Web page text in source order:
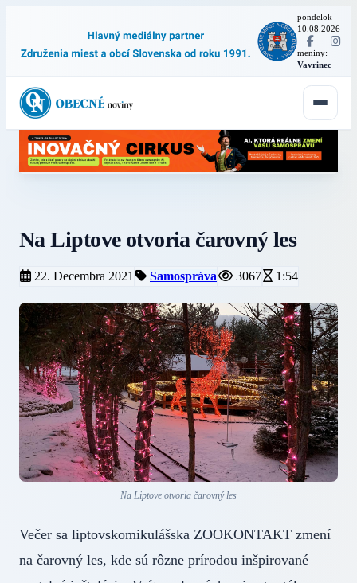
pondelok
10.08.2026
·
meniny:
Vavrinec
Na Liptove otvoria čarovný les
22. Decembra 2021 Samospráva 3067 1:54
Na Liptove otvoria čarovný les
Večer sa liptovskomikulášska ZOOKONTAKT zmení
na čarovný les, kde sú rôzne prírodou inšpirované